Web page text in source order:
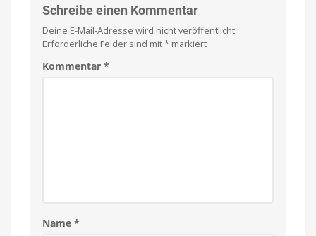
startet
erster
Betaversion
Schreibe einen Kommentar
Deine E-Mail-Adresse wird nicht veröffentlicht.
Erforderliche Felder sind mit* markiert
Kommentar *
Name *